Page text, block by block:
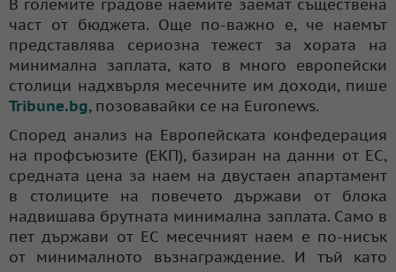
В големите градове наемите заемат съществена
част от бюджета. Още по-важно е, че наемът
представлява сериозна тежест за хората на
минимална заплата, като в много европейски
столици надхвърля месечните им доходи, пише
Tribune.bg, позовавайки се на Euronews.
Според анализ на Европейската конфедерация
на профсъюзите (ЕКП), базиран на данни от ЕС,
средната цена за наем на двустаен апартамент
в столиците на повечето държави от блока
надвишава брутната минимална заплата. Само в
пет държави от ЕС месечният наем е по-нисък
от минималното възнаграждение. И тъй като